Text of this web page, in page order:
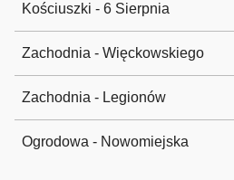
Kościuszki - 6 Sierpnia
Zachodnia - Więckowskiego
Zachodnia - Legionów
Ogrodowa - Nowomiejska